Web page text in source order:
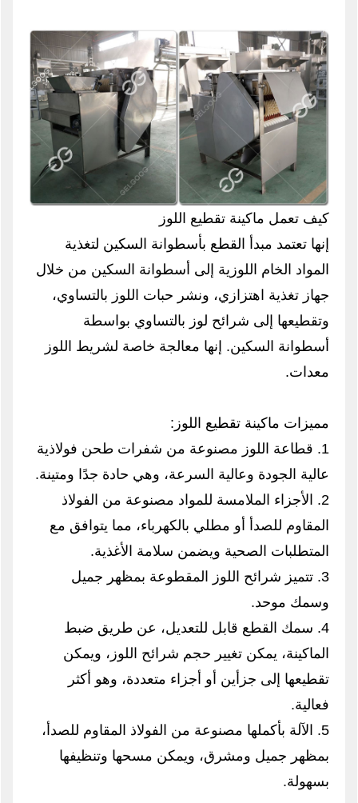
كيف تعمل ماكينة تقطيع اللوز
إنها تعتمد مبدأ القطع بأسطوانة السكين لتغذية
المواد الخام اللوزية إلى أسطوانة السكين من خلال
جهاز تغذية اهتزازي، ونشر حبات اللوز بالتساوي،
وتقطيعها إلى شرائح لوز بالتساوي بواسطة
أسطوانة السكين. إنها معالجة خاصة لشريط اللوز
معدات.
مميزات ماكينة تقطيع اللوز:
1. قطاعة اللوز مصنوعة من شفرات طحن فولاذية
عالية الجودة وعالية السرعة، وهي حادة جدًا ومتينة.
2. الأجزاء الملامسة للمواد مصنوعة من الفولاذ
المقاوم للصدأ أو مطلي بالكهرباء، مما يتوافق مع
المتطلبات الصحية ويضمن سلامة الأغذية.
3. تتميز شرائح اللوز المقطوعة بمظهر جميل
وسمك موحد.
4. سمك القطع قابل للتعديل، عن طريق ضبط
الماكينة، يمكن تغيير حجم شرائح اللوز، ويمكن
تقطيعها إلى جزأين أو أجزاء متعددة، وهو أكثر
فعالية.
5. الآلة بأكملها مصنوعة من الفولاذ المقاوم للصدأ،
بمظهر جميل ومشرق، ويمكن مسحها وتنظيفها
بسهولة.